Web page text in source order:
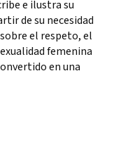
e ilustra su
de su necesidad
el respeto, el
femenina
en una